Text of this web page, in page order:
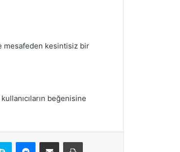
mesafeden kesintisiz bir
beğenisine
Skype Messenger
E-Posta ile paylaş Yazdır